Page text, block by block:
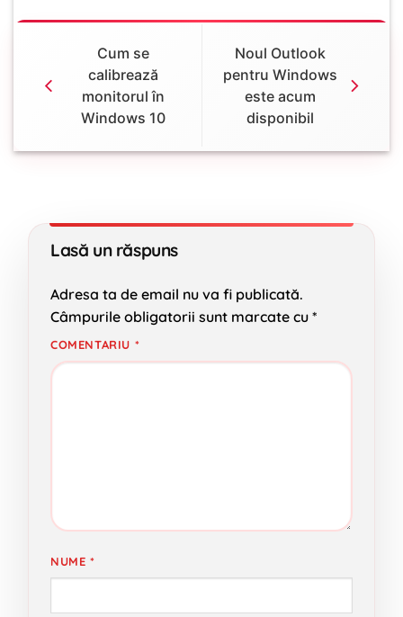
Cum se
calibrează
monitorul în
Windows 10
Noul Outlook
pentru Windows
este acum
disponibil
Lasă un răspuns
Adresa ta de email nu va fi publicată.
Câmpurile obligatorii sunt marcate cu *
COMENTARIU *
NUME *